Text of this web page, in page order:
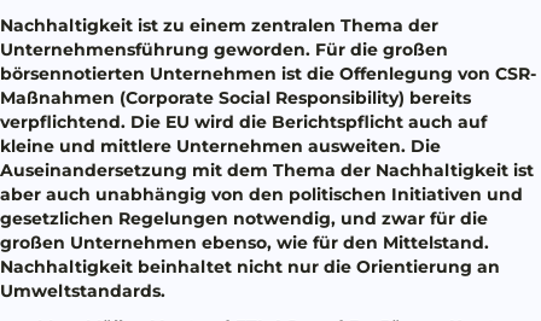
Nachhaltigkeit ist zu einem zentralen Thema der
Unternehmensführung geworden. Für die großen
börsennotierten Unternehmen ist die Offenlegung von CSR-
Maßnahmen (Corporate Social Responsibility) bereits
verpflichtend. Die EU wird die Berichtspflicht auch auf
kleine und mittlere Unternehmen ausweiten. Die
Auseinandersetzung mit dem Thema der Nachhaltigkeit ist
aber auch unabhängig von den politischen Initiativen und
gesetzlichen Regelungen notwendig, und zwar für die
großen Unternehmen ebenso, wie für den Mittelstand.
Nachhaltigkeit beinhaltet nicht nur die Orientierung an
Umweltstandards.